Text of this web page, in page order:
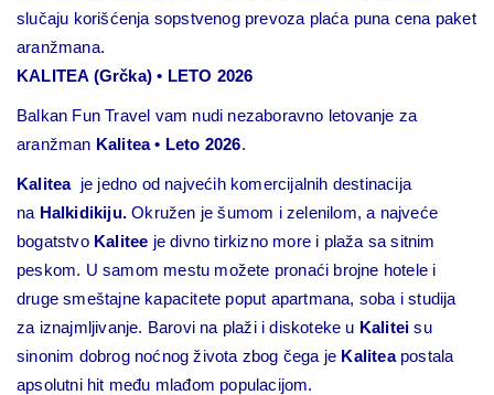
slučaju korišćenja sopstvenog prevoza plaća puna cena paket
aranžmana.
KALITEA (Grčka) • LETO 2026
Balkan Fun Travel vam nudi nezaboravno letovanje za
aranžman Kalitea • Leto 2026.
Kalitea je jedno od najvećih komercijalnih destinacija
na Halkidikiju. Okružen je šumom i zelenilom, a najveće
bogatstvo Kalitee je divno tirkizno more i plaža sa sitnim
peskom. U samom mestu možete pronaći brojne hotele i
druge smeštajne kapacitete poput apartmana, soba i studija
za iznajmljivanje. Barovi na plaži i diskoteke u Kalitei su
sinonim dobrog noćnog života zbog čega je Kalitea postala
apsolutni hit među mlađom populacijom.